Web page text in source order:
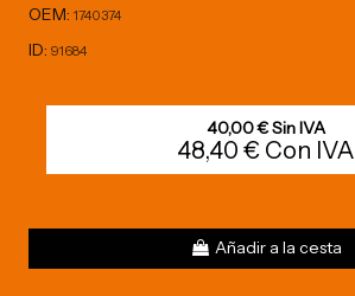
OEM: 1740374
ID: 91684
40,00 € Sin IVA
48,40 € Con IVA
Añadir a la cesta